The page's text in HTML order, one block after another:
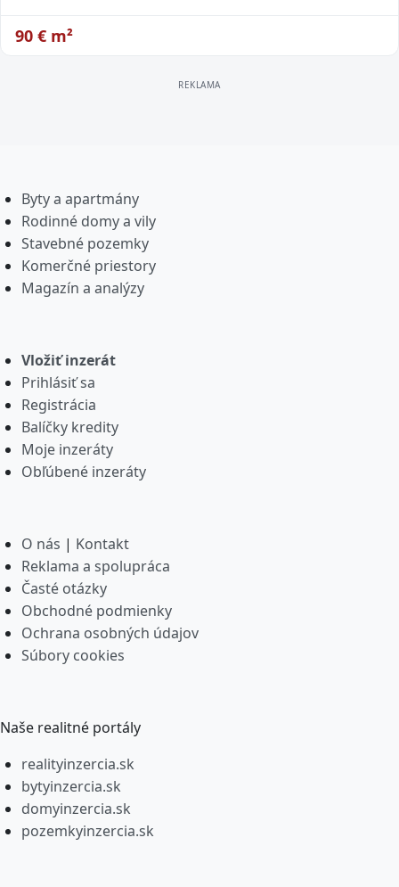
90 € m²
Byty a apartmány
Rodinné domy a vily
Stavebné pozemky
Komerčné priestory
Magazín a analýzy
Vložiť inzerát
Prihlásiť sa
Registrácia
Balíčky kredity
Moje inzeráty
Obľúbené inzeráty
O nás | Kontakt
Reklama a spolupráca
Časté otázky
Obchodné podmienky
Ochrana osobných údajov
Súbory cookies
Naše realitné portály
realityinzercia.sk
bytyinzercia.sk
domyinzercia.sk
pozemkyinzercia.sk